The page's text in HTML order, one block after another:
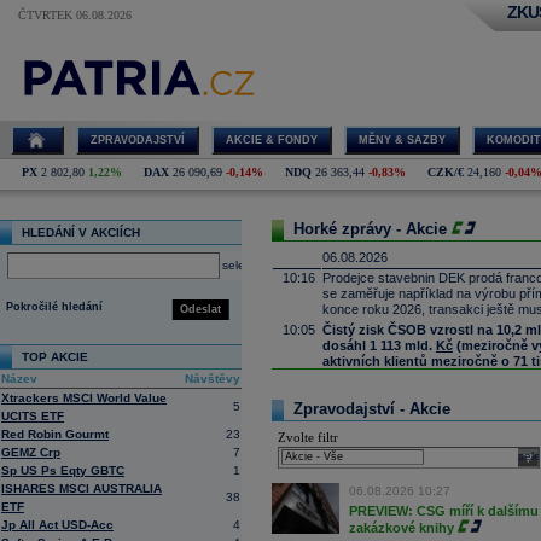
ČTVRTEK 06.08.2026
ZPRAVODAJSTVÍ AKCIE & FONDY MĚNY & SAZBY
PX 2 802,80 1,22% DAX 26 090,69 -0,14% NDQ 26 363,44 -0,83% CZK/€ 24,160 -0,04%
HLEDÁNÍ V AKCIÍCH
select
Odeslat
Pokročilé hledání
TOP AKCIE
Název
Návštěvy
Xtrackers MSCI World Value
UCITS ETF
5
Red Robin Gourmt
23
GEMZ Crp
7
Sp US Ps Eqty GBTC
1
ISHARES MSCI AUSTRALIA
ETF
38
Jp All Act USD-Acc
4
Horké zprávy - Akcie
06.08.2026
10:16 Prodejce stavebnin DEK prodá
se zaměřuje například na výrobu
konce roku 2026, transakci ještě
10:05 Čistý zisk ČSOB vzrostl na 10,2
dosáhl 1 113 mld. Kč (meziročně
aktivních klientů meziročně o 71
9:46
Nintendo oznámilo za 1Q provozní
(Bloomberg)
9:23 MercadoLibre oznámil za 2Q čisté
(Bloomberg)
předchozímu poklesu o 1,0 %
8:53 Deutsche Telekomnavyšuje
8:51 Block očekává ve 3Q upr. provozní
Zpravodajství - Akcie
Zvolte filtr
06.08.2026 10:27
PREVIEW: CSG míří k
zakázkové knihy